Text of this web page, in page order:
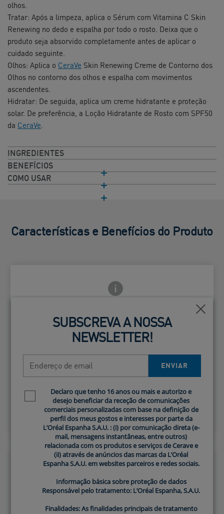
olhos.​
Tratar: Após a limpeza, aplica o Sérum com Vitamina C Skin
Renewing no dedo e espalha por todo o rosto. Deixa que o
produto seja absorvido completamente antes de aplicar o
cuidado seguinte.​​
Olhos: Aplica o CeraVe Skin Renewing Creme de Contorno dos
Olhos no contorno dos olhos e espalha com movimentos
ascendentes.​​
Hidratar: De seguida, aplica um creme hidratante e proteção
solar. De preferência, a Loção Hidratante de Rosto com SPF50
da CeraVe.​
INGREDIENTES
BENEFÍCIOS
COMO USAR
Características e Benefícios do Produto
Card Frontside
Ícone de Info frontal
Ajuda a reduzir visivelmente
melhorar a firmeza da pele
Ícone de Info frontal
SUBSCREVA A NOSSA
NEWSLETTER!
ENVIAR
Newsletter policy
Declaro que tenho 16 anos ou mais e autorizo e
desejo beneficiar da receção de comunicações
comerciais personalizadas com base na definição de
perfil dos meus gostos e interesses por parte da
L’Oréal Espanha S.A.U. : (i) por comunicação direta (e-
mail, mensagens instantâneas, entre outros)
relacionada com os produtos e serviços de Cerave e
(ii) através de anúncios das marcas da L’Oréal
Espanha S.A.U. em websites parceiros e redes sociais.
Informação básica sobre proteção de dados
Responsável pelo tratamento: L’Oréal Espanha, S.A.U.
Finalidades: As finalidades principais de tratamento
SUBSCREVA A NOSSA
NEWSLETTER!
ENVIAR
Newsletter policy
Declaro que tenho 16 anos ou mais e autorizo e
desejo beneficiar da receção de comunicações
comerciais personalizadas com base na definição de
perfil dos meus gostos e interesses por parte da
L’Oréal Espanha S.A.U. : (i) por comunicação direta (e-
mail, mensagens instantâneas, entre outros)
relacionada com os produtos e serviços de Cerave e
(ii) através de anúncios das marcas da L’Oréal
Espanha S.A.U. em websites parceiros e redes sociais.
Informação básica sobre proteção de dados
Responsável pelo tratamento: L’Oréal Espanha, S.A.U.
Finalidades: As finalidades principais de tratamento